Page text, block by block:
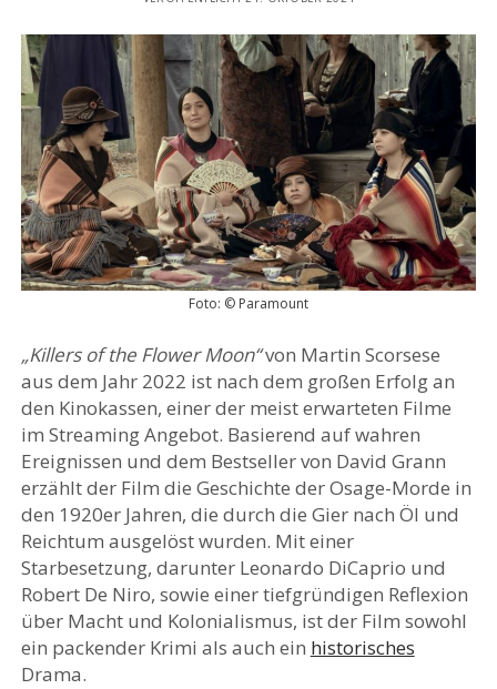
Foto: © Paramount
„Killers of the Flower Moon“von Martin Scorsese
aus dem Jahr 2022 ist nach dem großen Erfolg an
den Kinokassen, einer der meist erwarteten Filme
im Streaming Angebot. Basierend auf wahren
Ereignissen und dem Bestseller von David Grann
erzählt der Film die Geschichte der Osage-Morde in
den 1920er Jahren, die durch die Gier nach Öl und
Reichtum ausgelöst wurden. Mit einer
Starbesetzung, darunter Leonardo DiCaprio und
Robert De Niro, sowie einer tiefgründigen Reflexion
über Macht und Kolonialismus, ist der Film sowohl
ein packender Krimi als auch ein historisches
Drama.